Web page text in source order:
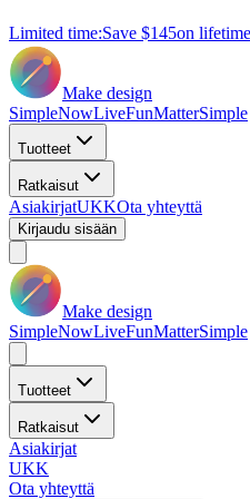
Limited time:Save $145on
Make design
SimpleNowLiveFunMatterSimple
Tuotteet
Ratkaisut
AsiakirjatUKKOta yhteyttä
Kirjaudu sisään
Make design
SimpleNowLiveFunMatterSimple
Tuotteet
Ratkaisut
Asiakirjat
UKK
Ota yhteyttä